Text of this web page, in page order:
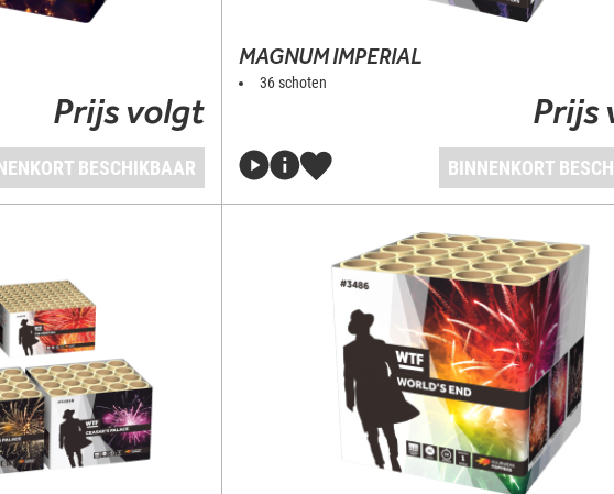
Prijs volgt
BESCHIKBAAR
MAGNUM IMPERIAL
36 schoten
Prijs
BINNENKORT